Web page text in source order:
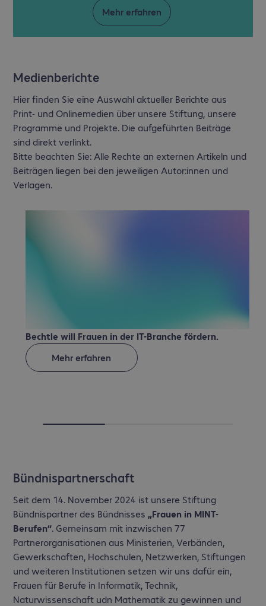
Mehr erfahren
Medienberichte
Hier finden Sie eine Auswahl aktueller Berichte aus
Print- und Onlinemedien über unsere Stiftung, unsere
Programme und Projekte. Die aufgeführten Beiträge
sind direkt verlinkt.
Bitte beachten Sie: Alle Rechte an externen Artikeln und
Beiträgen liegen bei den jeweiligen Autor:innen und
Verlagen.
Bechtle will Frauen in der IT-Branche fördern.
Mehr erfahren
Bündnispartnerschaft
Seit dem 14. November 2024 ist unsere Stiftung
Bündnispartner des Bündnisses „Frauen in MINT-
Berufen“. Gemeinsam mit inzwischen 77
Partnerorganisationen aus Ministerien, Verbänden,
Gewerkschaften, Hochschulen, Netzwerken, Stiftungen
und weiteren Institutionen setzen wir uns dafür ein,
Frauen für Berufe in Informatik, Technik,
Naturwissenschaft udn Mathematik zu gewinnen und